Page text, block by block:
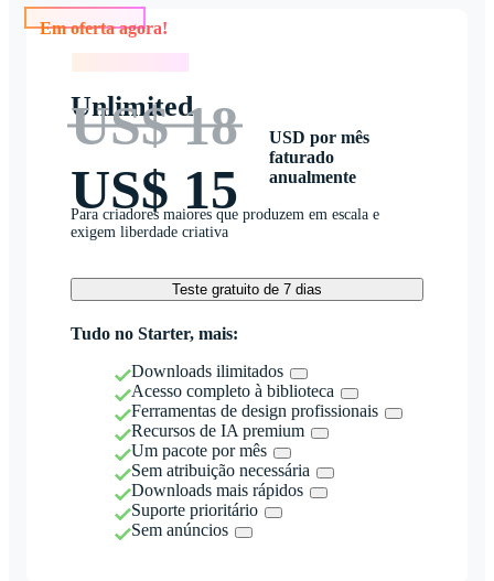
Unlimited
US$ 18
US$ 15
USD por mês
faturado
anualmente
Para criadores maiores que produzem em escala e
exigem liberdade criativa
Teste gratuito de 7 dias
Tudo no Starter, mais:
Downloads ilimitados
Acesso completo à biblioteca
Ferramentas de design profissionais
Recursos de IA premium
Um pacote por mês
Sem atribuição necessária
Downloads mais rápidos
Suporte prioritário
Sem anúncios